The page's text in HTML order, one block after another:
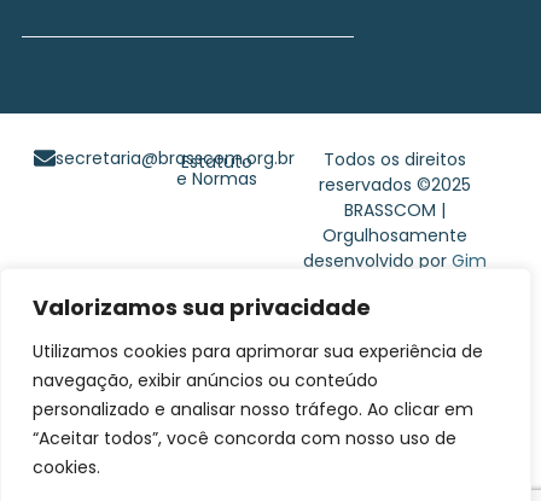
Valorizamos sua privacidade
Utilizamos cookies para aprimorar sua experiência de
navegação, exibir anúncios ou conteúdo
personalizado e analisar nosso tráfego. Ao clicar em
“Aceitar todos”, você concorda com nosso uso de
cookies.
Todos os direitos
reservados ©2025
BRASSCOM |
Orgulhosamente
desenvolvido porGim
secretaria@brasscom.org.br
Estatuto
e Normas